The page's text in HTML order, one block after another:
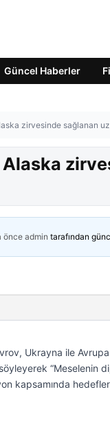
Güncel Haberler
zirvesinde sağlanan
önce admin tarafından
Ukrayna ile
söyleyerek
kapsamında